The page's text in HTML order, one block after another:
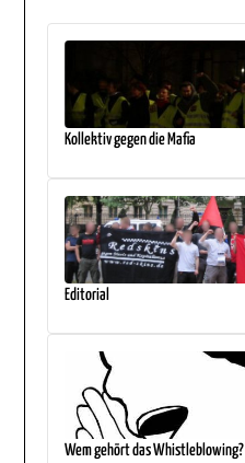
Kollektiv gegen die Mafia
Editorial
Wem gehört das Whistleblowing?